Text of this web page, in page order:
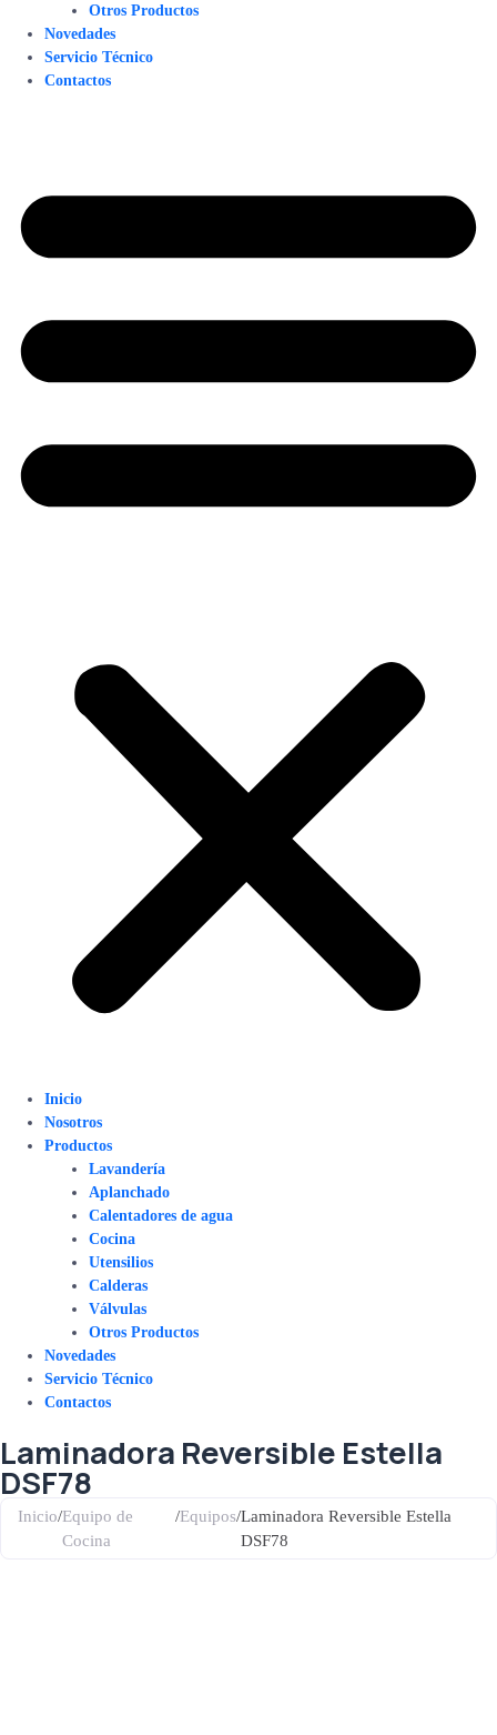
Otros Productos
Novedades
Servicio Técnico
Contactos
Inicio
Nosotros
Productos
Lavandería
Aplanchado
Calentadores de agua
Cocina
Utensilios
Calderas
Válvulas
Otros Productos
Novedades
Servicio Técnico
Contactos
Laminadora Reversible Estella
DSF78
Inicio/Equipo de
Cocina
/Equipos/Laminadora Reversible Estella
DSF78